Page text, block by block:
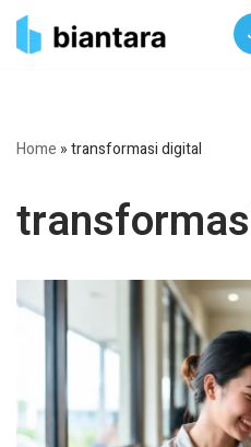
Skip
Home »transformasi digital